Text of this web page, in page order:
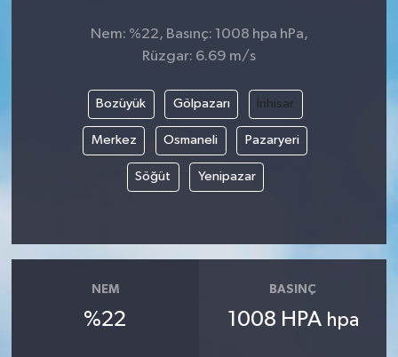
Nem: %22, Basınç: 1008 hpa hPa,
Rüzgar: 6.69 m/s
Bozüyük Gölpazarı İnhisar
Merkez Osmaneli Pazaryeri
Söğüt Yenipazar
NEM
%22
BASINÇ
1008 HPA hpa